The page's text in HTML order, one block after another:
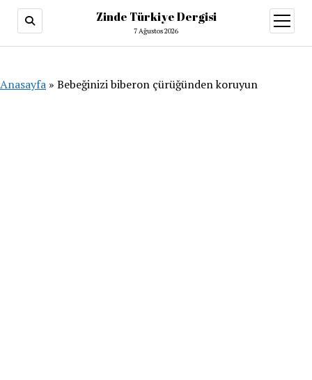
Zinde Türkiye Dergisi
7 Ağustos 2026
aç
Anasayfa » Bebeğinizi biberon çürüğünden koruyun